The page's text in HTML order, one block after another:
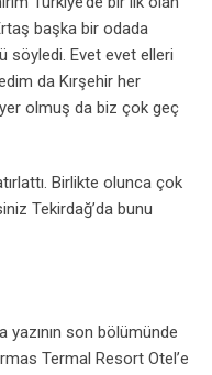
başka bir odada
söyledi. Evet evet elleri
da Kırşehir her
olmuş da biz çok geç
Birlikte olunca çok
Tekirdağ’da bunu
yazının son bölümünde
Termal Resort Otel’e